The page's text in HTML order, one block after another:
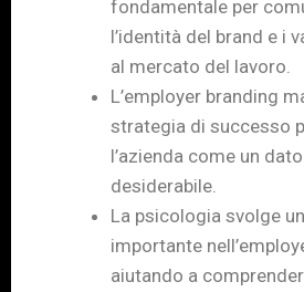
fondamentale per
l’identità del brand e i
al mercato del lavoro.
L’employer branding
strategia di successo
l’azienda come un
desiderabile.
La psicologia svolge
importante
aiutando a